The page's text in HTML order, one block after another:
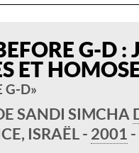
G-D :
ET
G-D »
SANDI SIMCHA
ISRAËL - 2001